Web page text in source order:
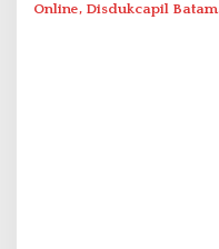
Online, Disdukcapil Batam